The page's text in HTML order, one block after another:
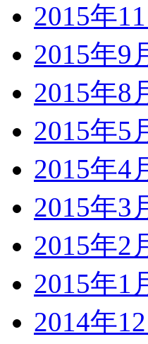
2015年11
2015年9
2015年8
2015年5
2015年4
2015年3
2015年2
2015年1
2014年12